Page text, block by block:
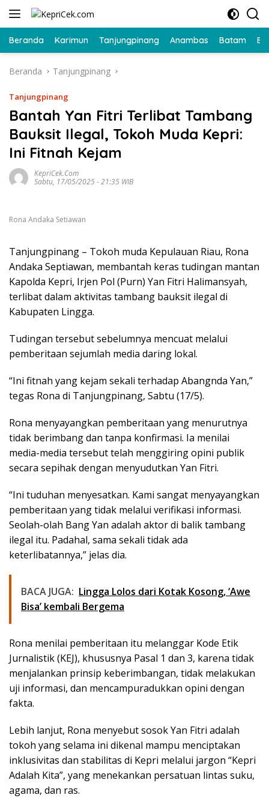
Langsung
Beranda Karimun Tanjungpinang Anambas Batam
Beranda Tanjungpinang
Tanjungpinang
Bantah Yan Fitri Terlibat Tambang
Bauksit Ilegal, Tokoh Muda Kepri:
Ini Fitnah Kejam
KepriCek.com
Sabtu, 17/05/2025 - 21:35 WIB
Rona Andaka Setiawan
Tanjungpinang – Tokoh muda Kepulauan Riau, Rona
Andaka Septiawan, membantah keras tudingan mantan
Kapolda Kepri, Irjen Pol (Purn) Yan Fitri Halimansyah,
terlibat dalam aktivitas tambang bauksit ilegal di
Kabupaten Lingga.
Tudingan tersebut sebelumnya mencuat melalui
pemberitaan sejumlah media daring lokal.
“Ini fitnah yang kejam sekali terhadap Abangnda Yan,”
tegas Rona di Tanjungpinang, Sabtu (17/5).
Rona menyayangkan pemberitaan yang menurutnya
tidak berimbang dan tanpa konfirmasi. Ia menilai
media-media tersebut telah menggiring opini publik
secara sepihak dengan menyudutkan Yan Fitri.
“Ini tuduhan menyesatkan. Kami sangat menyayangkan
pemberitaan yang tidak melalui verifikasi informasi.
Seolah-olah Bang Yan adalah aktor di balik tambang
ilegal itu. Padahal, sama sekali tidak ada
keterlibatannya,” jelas dia.
BACA JUGA: Lingga Lolos dari Kotak Kosong, ‘Awe
Bisa’ kembali Bergema
Rona menilai pemberitaan itu melanggar Kode Etik
Jurnalistik (KEJ), khususnya Pasal 1 dan 3, karena tidak
menjalankan prinsip keberimbangan, tidak melakukan
uji informasi, dan mencampuradukkan opini dengan
fakta.
Lebih lanjut, Rona menyebut sosok Yan Fitri adalah
tokoh yang selama ini dikenal mampu menciptakan
inklusivitas dan stabilitas di Kepri melalui jargon “Kepri
Adalah Kita”, yang menekankan persatuan lintas suku,
agama, dan ras.